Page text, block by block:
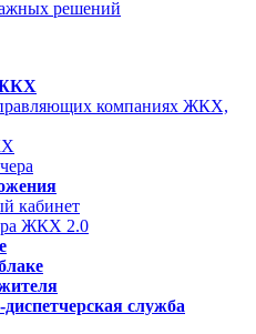
решений
компаниях ЖКХ,
кабинет
ЖКХ 2.0
служба